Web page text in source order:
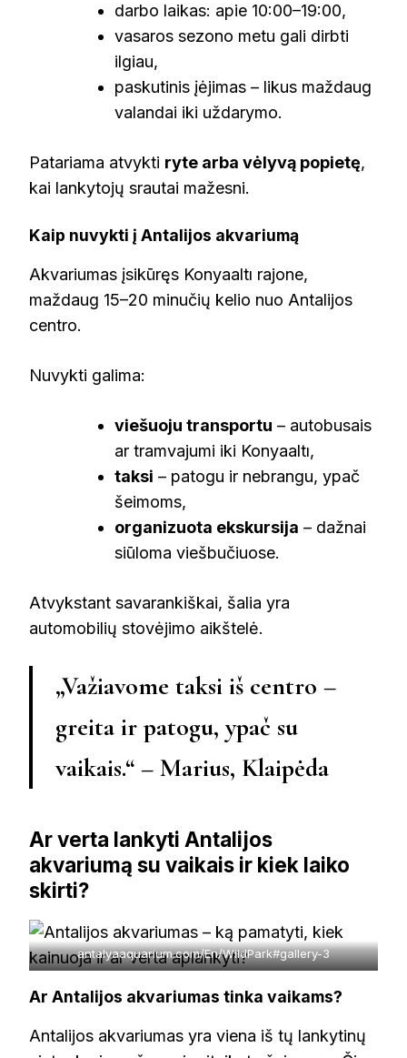
darbo laikas: apie 10:00–19:00,
vasaros sezono metu gali dirbti
ilgiau,
paskutinis įėjimas – likus maždaug
valandai iki uždarymo.
Patariama atvykti ryte arba vėlyvą popietę,
kai lankytojų srautai mažesni.
Kaip nuvykti į Antalijos akvariumą
Akvariumas įsikūręs Konyaaltı rajone,
maždaug 15–20 minučių kelio nuo Antalijos
centro.
Nuvykti galima:
viešuoju transportu – autobusais
ar tramvajumi iki Konyaaltı,
taksi – patogu ir nebrangu, ypač
šeimoms,
organizuota ekskursija – dažnai
siūloma viešbučiuose.
Atvykstant savarankiškai, šalia yra
automobilių stovėjimo aikštelė.
„Važiavome taksi iš centro –
greita ir patogu, ypač su
vaikais.“ – Marius, Klaipėda
Ar verta lankyti Antalijos
akvariumą su vaikais ir kiek laiko
skirti?
antalyaaquarium.com/En/WildPark#gallery-3
Ar Antalijos akvariumas tinka vaikams?
Antalijos akvariumas yra viena iš tų lankytinų